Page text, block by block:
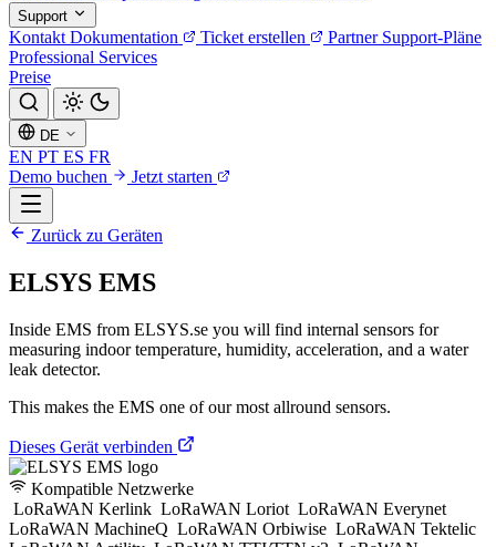
Support
Kontakt Dokumentation Ticket erstellen Partner Support-Pläne
Professional Services
Preise
DE
EN PT ES FR
Demo buchen
Jetzt starten
Zurück zu Geräten
ELSYS EMS
Inside EMS from ELSYS.se you will find internal sensors for
measuring indoor temperature, humidity, acceleration, and a water
leak detector.
This makes the EMS one of our most allround sensors.
Dieses Gerät verbinden
Kompatible Netzwerke
LoRaWAN Kerlink LoRaWAN Loriot LoRaWAN Everynet
LoRaWAN MachineQ LoRaWAN Orbiwise LoRaWAN Tektelic